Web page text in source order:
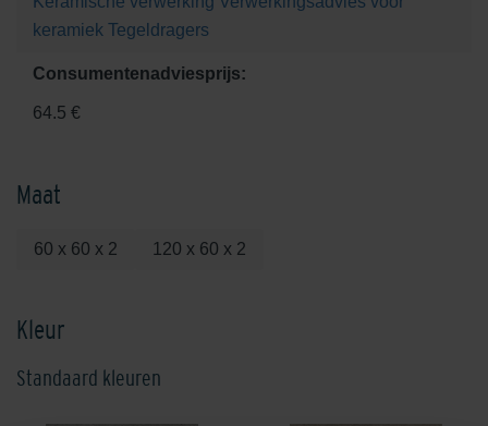
keramiek Tegeldragers
Consumentenadviesprijs:
64.5 €
Maat
60 x 60 x 2 120 x 60 x 2
Kleur
Standaard kleuren